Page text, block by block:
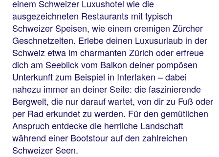
einem Schweizer Luxushotel wie die
ausgezeichneten Restaurants mit typisch
Schweizer Speisen, wie einem cremigen Zürcher
Geschnetzelten. Erlebe deinen Luxusurlaub in der
Schweiz etwa im charmanten Zürich oder erfreue
dich am Seeblick vom Balkon deiner pompösen
Unterkunft zum Beispiel in Interlaken – dabei
nahezu immer an deiner Seite: die faszinierende
Bergwelt, die nur darauf wartet, von dir zu Fuß oder
per Rad erkundet zu werden. Für den gemütlichen
Anspruch entdecke die herrliche Landschaft
während einer Bootstour auf den zahlreichen
Schweizer Seen.